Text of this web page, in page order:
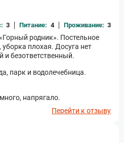
3 Питание: 4 Проживание: 3
родник». Постельное
плохая. Досуга нет
безответственный.
парк и водолечебница.
напрягало.
Перейти к отзыву